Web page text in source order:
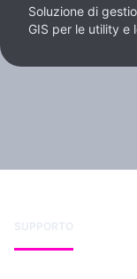
Soluzione di
GIS per le utility e
SUPPORTO